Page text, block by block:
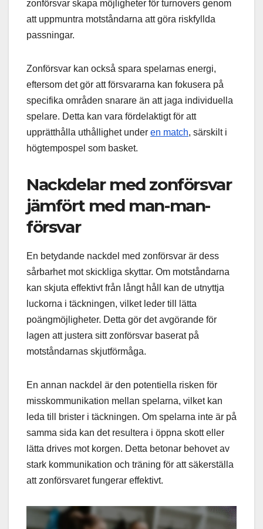
zonförsvar skapa möjligheter för turnovers genom
att uppmuntra motståndarna att göra riskfyllda
passningar.
Zonförsvar kan också spara spelarnas energi,
eftersom det gör att försvararna kan fokusera på
specifika områden snarare än att jaga individuella
spelare. Detta kan vara fördelaktigt för att
upprätthålla uthållighet under en match, särskilt i
högtempospel som basket.
Nackdelar med zonförsvar
jämfört med man-man-
försvar
En betydande nackdel med zonförsvar är dess
sårbarhet mot skickliga skyttar. Om motståndarna
kan skjuta effektivt från långt håll kan de utnyttja
luckorna i täckningen, vilket leder till lätta
poängmöjligheter. Detta gör det avgörande för
lagen att justera sitt zonförsvar baserat på
motståndarnas skjutförmåga.
En annan nackdel är den potentiella risken för
misskommunikation mellan spelarna, vilket kan
leda till brister i täckningen. Om spelarna inte är på
samma sida kan det resultera i öppna skott eller
lätta drives mot korgen. Detta betonar behovet av
stark kommunikation och träning för att säkerställa
att zonförsvaret fungerar effektivt.